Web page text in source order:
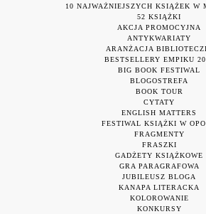
10 NAJWAŻNIEJSZYCH KSIĄŻEK W
52 KSIĄŻKI
AKCJA PROMOCYJNA
ANTYKWARIATY
ARANŻACJA
BESTSELLERY EMPIKU
BIG BOOK FESTIWAL
BLOGOSTREFA
BOOK TOUR
CYTATY
ENGLISH MATTERS
FESTIWAL KSIĄŻKI W
FRAGMENTY
FRASZKI
GADŻETY KSIĄŻKOWE
GRA PARAGRAFOWA
JUBILEUSZ BLOGA
KANAPA LITERACKA
KOLOROWANIE
KONKURSY